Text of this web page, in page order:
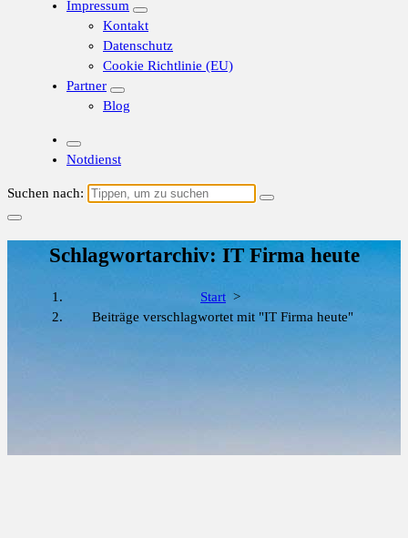
Impressum
Kontakt
Datenschutz
Cookie Richtlinie (EU)
Partner
Blog
Notdienst
Suchen nach:
Schlagwortarchiv: IT Firma heute
Start >
Beiträge verschlagwortet mit "IT Firma heute"